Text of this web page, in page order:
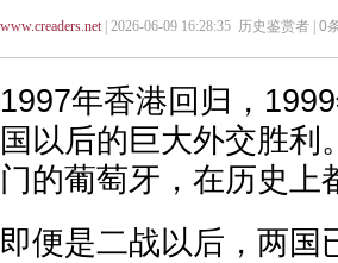
www.creaders.net| 2026-06-09 16:28:35 历史鉴赏者 | 0
1997年香港回归，
国以后的巨大外交胜
门的葡萄牙，在历史上
即便是二战以后，两国